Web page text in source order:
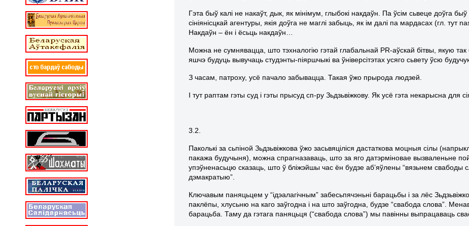
Гэта быў калі не накаўт, дык, як мінімум, глыбокі накдаўн. Па ўсім сьвеце доўга
сініянісцкай агентуры, якія доўга не маглі забыць, як ім далі па мардасах (гл.
Накдаўн – ён і ёсьць накдаўн…
Можна не сумнявацца, што тэхналогію гэтай глабальнай PR-аўскай бітвы, якую так
яшчэ будуць вывучаць студэнты-піяршчыкі ва ўніверсітэтах усяго сьвету ўсю
З часам, патроху, усё пачало забывацца. Такая ўжо прырода людзей.
І тут раптам гэты суд і гэты прысуд сп-ру Зьдзьвіжкову. Як усё гэта некарысна
3.2.
Паколькі за сьпіной Зьдзьвіжкова ўжо засьвяціліся дастаткова моцныя сілы
пакажа будучыня), можна спрагназаваць, што за яго датэрміновае вызваленьне
упэўненасьцю сказаць, што ў бліжэйшы час ён будзе аб’яўлены “вязьнем свабоды
дэмакратыю”.
Ключавым паняцьцем у “ідэалагічным” забесьпячэньні барацьбы і за лёс
паклёпы, хлусьню на каго заўгодна і на што заўгодна, будзе “свабода слова”.
барацьба. Таму да гэтага паняцьця (“свабода слова”) мы павінны выпрацаваць